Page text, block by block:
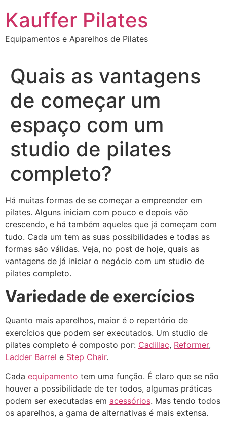
para
conteúdo
Kauffer Pilates
Equipamentos e Aparelhos de Pilates
Quais as vantagens
de começar um
espaço com um
studio de pilates
completo?
Há muitas formas de se começar a empreender em
pilates. Alguns iniciam com pouco e depois vão
crescendo, e há também aqueles que já começam com
tudo. Cada um tem as suas possibilidades e todas as
formas são válidas. Veja, no post de hoje, quais as
vantagens de já iniciar o negócio com um studio de
pilates completo.
Variedade de exercícios
Quanto mais aparelhos, maior é o repertório de
exercícios que podem ser executados. Um studio de
pilates completo é composto por: Cadillac, Reformer,
Ladder Barrel e Step Chair.
Cada equipamento tem uma função. É claro que se não
houver a possibilidade de ter todos, algumas práticas
podem ser executadas em acessórios. Mas tendo todos
os aparelhos, a gama de alternativas é mais extensa.